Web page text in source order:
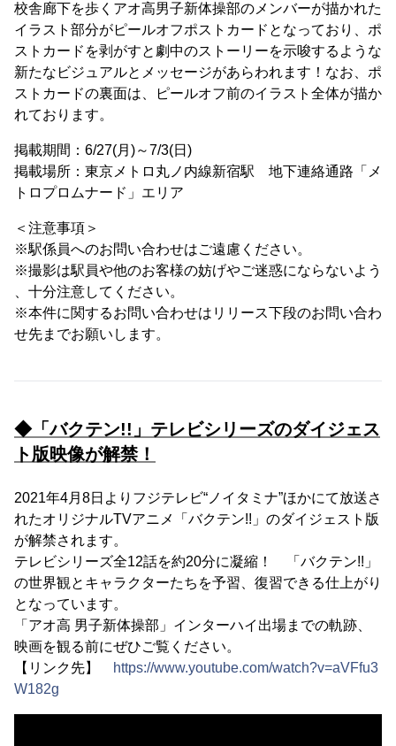
校舎廊下を歩くアオ高男子新体操部のメンバーが描かれた
イラスト部分がピールオフポストカードとなっており、ポ
ストカードを剥がすと劇中のストーリーを示唆するような
新たなビジュアルとメッセージがあらわれます！なお、ポ
ストカードの裏面は、ピールオフ前のイラスト全体が描か
れております。
掲載期間：6/27(月)～7/3(日)
掲載場所：東京メトロ丸ノ内線新宿駅 地下連絡通路「メ
トロプロムナード」エリア
＜注意事項＞
※駅係員へのお問い合わせはご遠慮ください。
※撮影は駅員や他のお客様の妨げやご迷惑にならないよう
、十分注意してください。
※本件に関するお問い合わせはリリース下段のお問い合わ
せ先までお願いします。
◆「バクテン!!」テレビシリーズのダイジェス
ト版映像が解禁！
2021年4月8日よりフジテレビ“ノイタミナ”ほかにて放送さ
れたオリジナルTVアニメ「バクテン!!」のダイジェスト版
が解禁されます。
テレビシリーズ全12話を約20分に凝縮！ 「バクテン!!」
の世界観とキャラクターたちを予習、復習できる仕上がり
となっています。
「アオ高 男子新体操部」インターハイ出場までの軌跡、
映画を観る前にぜひご覧ください。
【リンク先】
https://www.youtube.com/watch?v=aVFfu3
W182g